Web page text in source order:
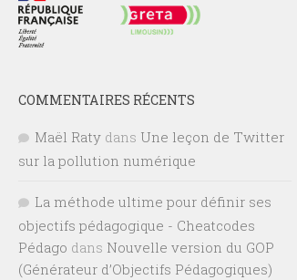
COMMENTAIRES RÉCENTS
Maël Raty dans Une leçon de Twitter
sur la pollution numérique
La méthode ultime pour définir ses
objectifs pédagogique - Cheatcodes
Pédago dans Nouvelle version du GOP
(Générateur d’Objectifs Pédagogiques)